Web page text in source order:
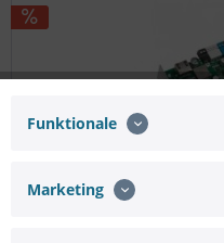
Funktionale
Marketing